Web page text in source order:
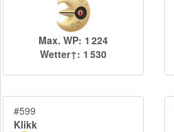
Max. WP: 1 224
Wetter↑: 1 530
#599
Klikk